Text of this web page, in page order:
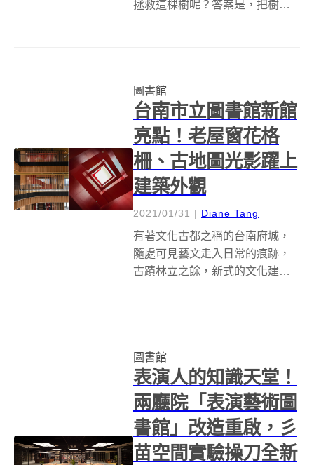
拯救這棵樹呢？答案是，把樹幹
圖書館
台南市立圖書館新館
亮點！老屋窗花格
柵、古地圖光影躍上
建築外觀
2021/01/31 | Diane Tang
有著文化古都之稱的台南府城，
隨處可見藝文走入日常的痕跡，
古蹟林立之餘，新式的文化建築
爐、坐落於永康的台南...
圖書館
表演人的知識天堂！
兩廳院「表演藝術圖
書館」改造重啟，彡
苗空間實驗操刀全新